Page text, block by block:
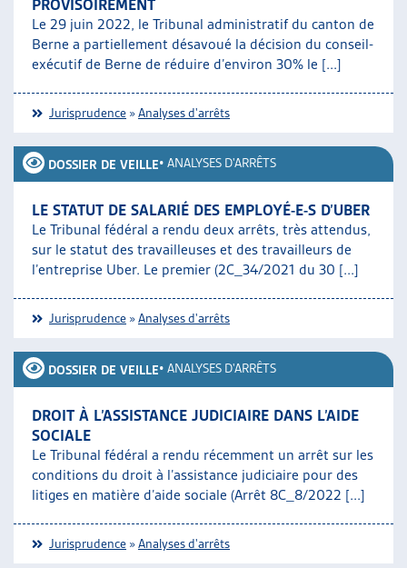
PROVISOIREMENT
Le 29 juin 2022, le Tribunal administratif du canton de
Berne a partiellement désavoué la décision du conseil-
exécutif de Berne de réduire d’environ 30% le [...]
Jurisprudence »Analyses d'arrêts
DOSSIER DE VEILLE• ANALYSES D'ARRÊTS
LE STATUT DE SALARIÉ DES EMPLOYÉ-E-S D’UBER
Le Tribunal fédéral a rendu deux arrêts, très attendus,
sur le statut des travailleuses et des travailleurs de
l’entreprise Uber. Le premier (2C_34/2021 du 30 [...]
Jurisprudence »Analyses d'arrêts
DOSSIER DE VEILLE• ANALYSES D'ARRÊTS
DROIT À L’ASSISTANCE JUDICIAIRE DANS L’AIDE
SOCIALE
Le Tribunal fédéral a rendu récemment un arrêt sur les
conditions du droit à l’assistance judiciaire pour des
litiges en matière d’aide sociale (Arrêt 8C_8/2022 [...]
Jurisprudence »Analyses d'arrêts